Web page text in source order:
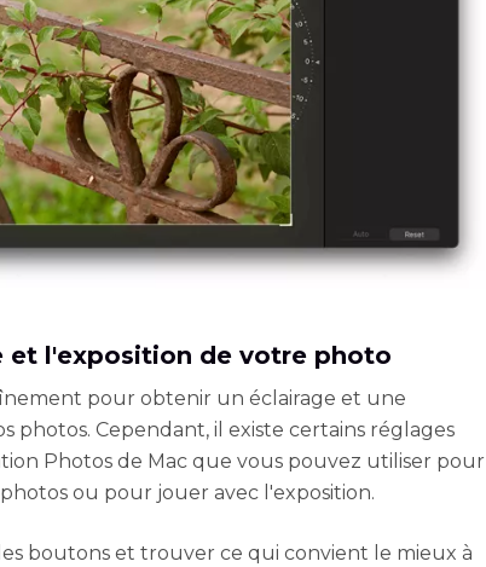
et l'exposition de votre photo
pour obtenir un éclairage et une
photos. Cependant, il existe certains réglages
Photos de Mac que vous pouvez utiliser pour
ou pour jouer avec l'exposition.
boutons et trouver ce qui convient le mieux à